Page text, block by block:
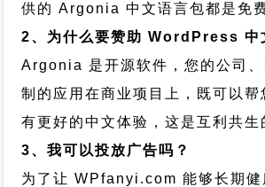
供的 Argonia 中文语言包都是免
2、为什么要赞助 WordPress 中
Argonia 是开源软件，您的公司、
制的应用在商业项目上，既可以帮
有更好的中文体验，这是互利共生
3、我可以投放广告吗？
为了让 WPfanyi.com 能够长期健